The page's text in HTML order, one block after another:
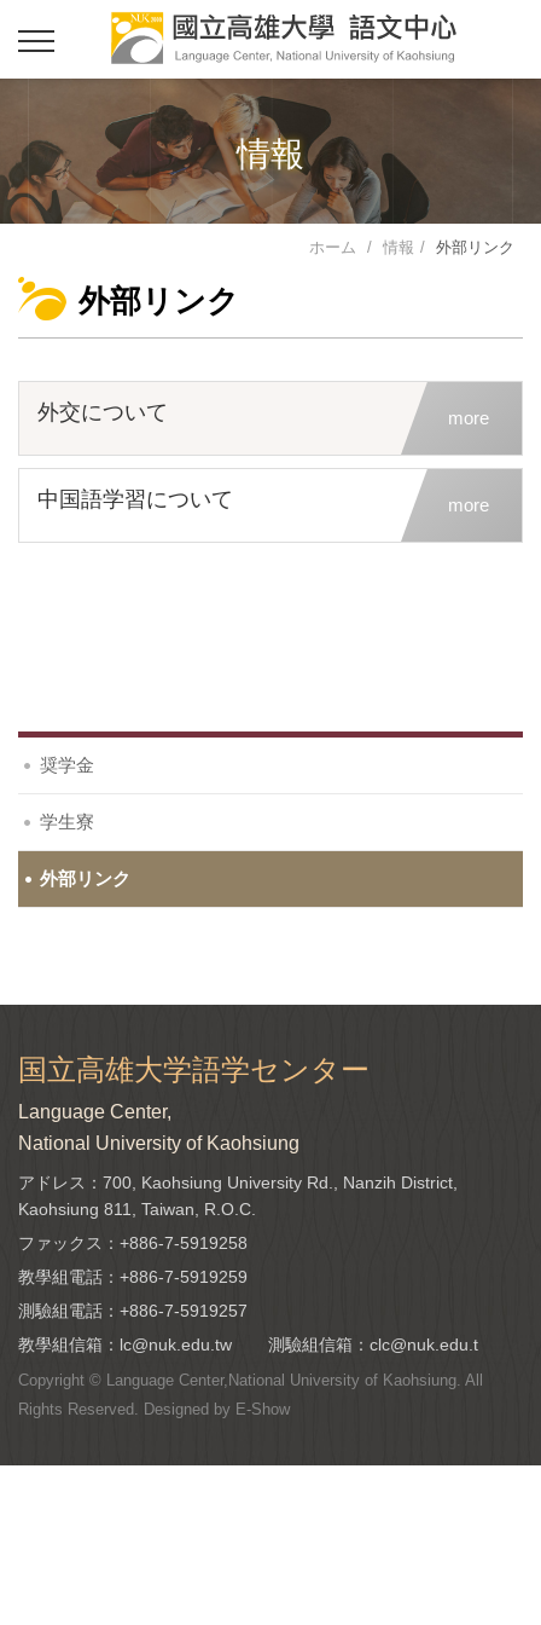
情報
ホーム 情報 外部リンク
外部リンク
外交について more
中国語学習について more
奨学金
学生寮
外部リンク
国立高雄大学語学センター
Language Center,
National University of Kaohsiung
アドレス：700, Kaohsiung University Rd., Nanzih District,
Kaohsiung 811, Taiwan, R.O.C.
ファックス：+886-7-5919258
教學組電話： +886-7-5919259
測驗組電話： +886-7-5919257
教學組信箱： lc@nuk.edu.tw 測驗組信箱： clc@nuk.edu.t
Copyright © Language Center,National University of Kaohsiung. All
Rights Reserved. Designed by E-Show